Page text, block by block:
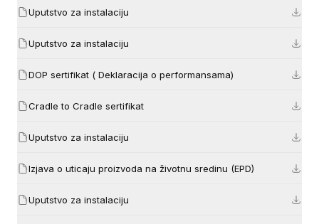
Uputstvo za instalaciju
Uputstvo za instalaciju
DOP sertifikat ( Deklaracija o performansama)
Cradle to Cradle sertifikat
Uputstvo za instalaciju
Izjava o uticaju proizvoda na životnu sredinu (EPD)
Uputstvo za instalaciju